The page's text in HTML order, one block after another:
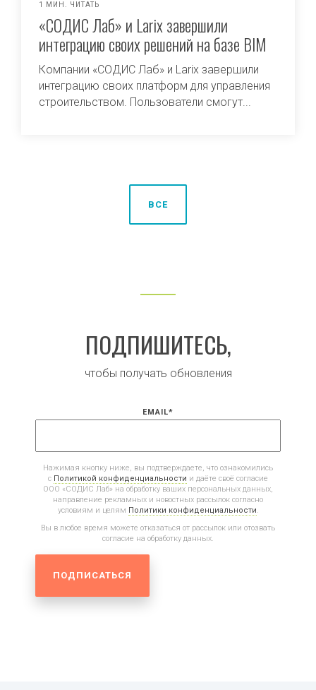
1 МИН. ЧИТАТЬ
«СОДИС Лаб» и Larix завершили
интеграцию своих решений на базе BIM
Компании «СОДИС Лаб» и Larix завершили
интеграцию своих платформ для управления
строительством. Пользователи смогут...
ВСЕ
ПОДПИШИТЕСЬ,
чтобы получать обновления
EMAIL*
Нажимая кнопку ниже, вы подтверждаете, что ознакомились
с Политикой конфиденциальности и даёте своё согласие
ООО «СОДИС Лаб» на обработку ваших персональных данных,
направление рекламных и новостных рассылок согласно
условиям и целям Политики конфиденциальности.
Вы в любое время можете отказаться от рассылок или отозвать
согласие на обработку данных.